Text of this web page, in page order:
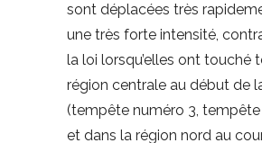
sont déplacées très
une très forte intensité,
la loi lorsqu’elles ont touché
région centrale au début de
(tempête numéro 3, tempête
et dans la région nord au